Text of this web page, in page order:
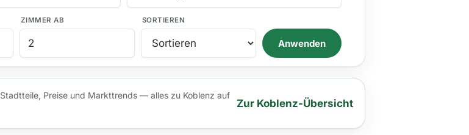
ZIMMER AB SORTIEREN
Anwenden
Stadtteile, Preise und Markttrends — alles zu Koblenz auf
Zur Koblenz-Übersicht